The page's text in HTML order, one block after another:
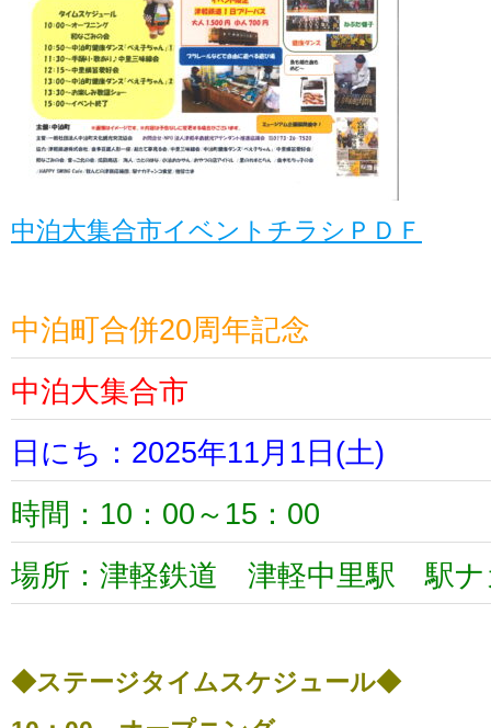
中泊大集合市イベントチラシＰＤＦ
中泊町合併20周年記念
中泊大集合市
日にち：2025年11月1日(土)
時間：10：00～15：00
場所：津軽鉄道 津軽中里駅 駅ナ
◆ステージタイムスケジュール◆